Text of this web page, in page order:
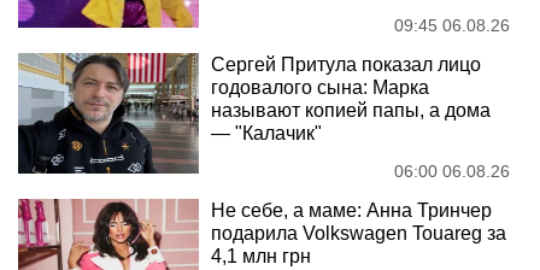
09:45 06.08.26
Сергей Притула показал лицо
годовалого сына: Марка
называют копией папы, а дома
— "Калачик"
06:00 06.08.26
Не себе, а маме: Анна Тринчер
подарила Volkswagen Touareg за
4,1 млн грн